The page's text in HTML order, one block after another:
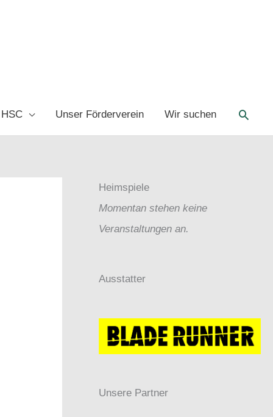
Unser Förderverein Wir suchen
Heimspiele
Momentan stehen keine
Veranstaltungen an.
Ausstatter
Unsere Partner